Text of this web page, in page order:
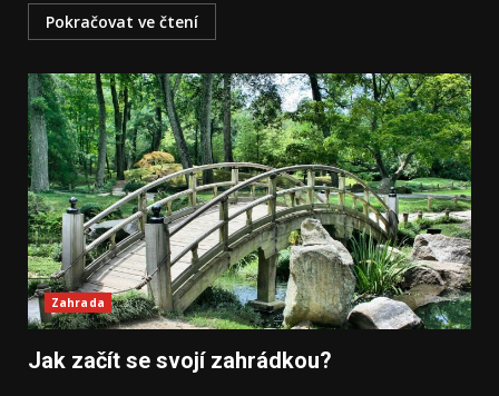
Pokračovat ve čtení
Zahrada
Jak začít se svojí zahrádkou?